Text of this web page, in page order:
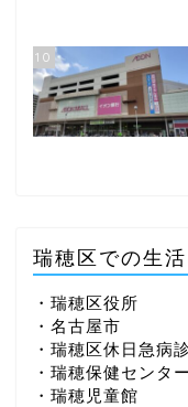
10
瑞穂区での生
・瑞穂区役所
・名古屋市
・瑞穂区休日急病
・瑞穂保健センター
・瑞穂児童館